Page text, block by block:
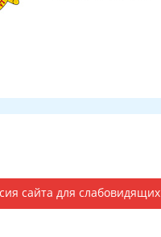
сайта для слабовидящих